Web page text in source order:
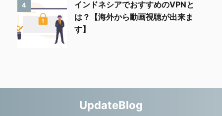
4
インドネシアでおすすめのVPNと
は？【海外から動画視聴が出来ま
す】
UpdateBlog